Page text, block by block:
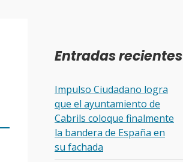
Entradas recientes
Impulso Ciudadano logra
que el ayuntamiento de
Cabrils coloque finalmente
la bandera de España en
su fachada